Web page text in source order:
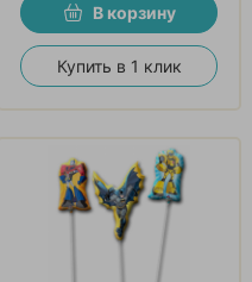
В корзину
Купить в 1 клик